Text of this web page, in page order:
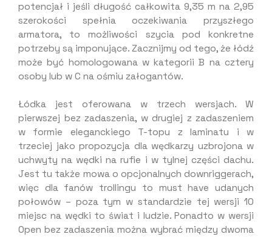
potencjał i jeśli długość całkowita 9,35 m na 2,95
szerokości spełnia oczekiwania przyszłego
armatora, to możliwości szycia pod konkretne
potrzeby są imponujące. Zacznijmy od tego, że łódź
może być homologowana w kategorii B na cztery
osoby lub w C na ośmiu załogantów.
Łódka jest oferowana w trzech wersjach. W
pierwszej bez zadaszenia, w drugiej z zadaszeniem
w formie eleganckiego T-topu z laminatu i w
trzeciej jako propozycja dla wędkarzy uzbrojona w
uchwyty na wędki na rufie i w tylnej części dachu.
Jest tu także mowa o opcjonalnych downriggerach,
więc dla fanów trollingu to must have udanych
połowów – poza tym w standardzie tej wersji 10
miejsc na wędki to świat i ludzie. Ponadto w wersji
Open bez zadaszenia można wybrać między dwoma